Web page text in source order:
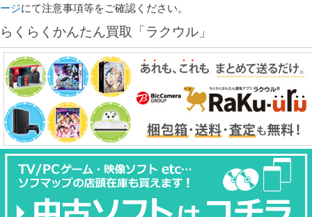
ージにて注意事項等をご確認ください。
らくらくかんたん買取「ラクウル」